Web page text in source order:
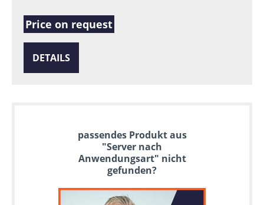
Price on request
DETAILS
passendes Produkt aus
"Server nach
Anwendungsart" nicht
gefunden?